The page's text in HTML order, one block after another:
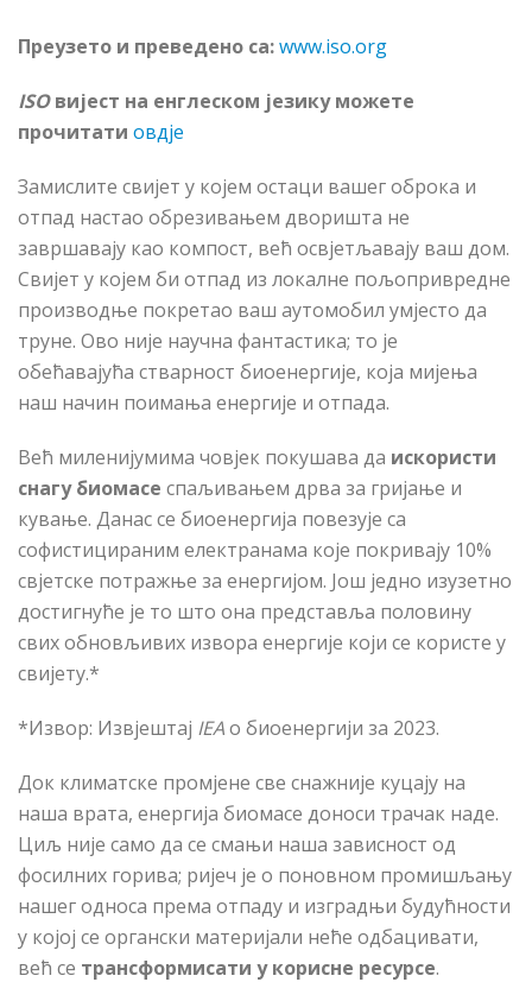
Преузето и преведено са:www.iso.org
ISO вијест на енглеском језику можете
прочитати овдје
Замислите свијет у којем остаци вашег оброка и
отпад настао обрезивањем дворишта не
завршавају као компост, већ освјетљавају ваш дом.
Свијет у којем би отпад из локалне пољопривредне
производње покретао ваш аутомобил умјесто да
труне. Ово није научна фантастика; то је
обећавајућа стварност биоенергије, која мијења
наш начин поимања енергије и отпада.
Већ миленијумима човјек покушава да искористи
снагу биомасе спаљивањем дрва за гријање и
кување. Данас се биоенергија повезује са
софистицираним електранама које покривају 10%
свјетске потражње за енергијом. Још једно изузетно
достигнуће је то што она представља половину
свих обновљивих извора енергије који се користе у
свијету.*
*Извор: Извјештај IEAо биоенергији за 2023.
Док климатске промјене све снажније куцају на
наша врата, енергија биомасе доноси трачак наде.
Циљ није само да се смањи наша зависност од
фосилних горива; ријеч је о поновном промишљању
нашег односа према отпаду и изградњи будућности
у којој се органски материјали неће одбацивати,
већ се трансформисати у корисне ресурсе.